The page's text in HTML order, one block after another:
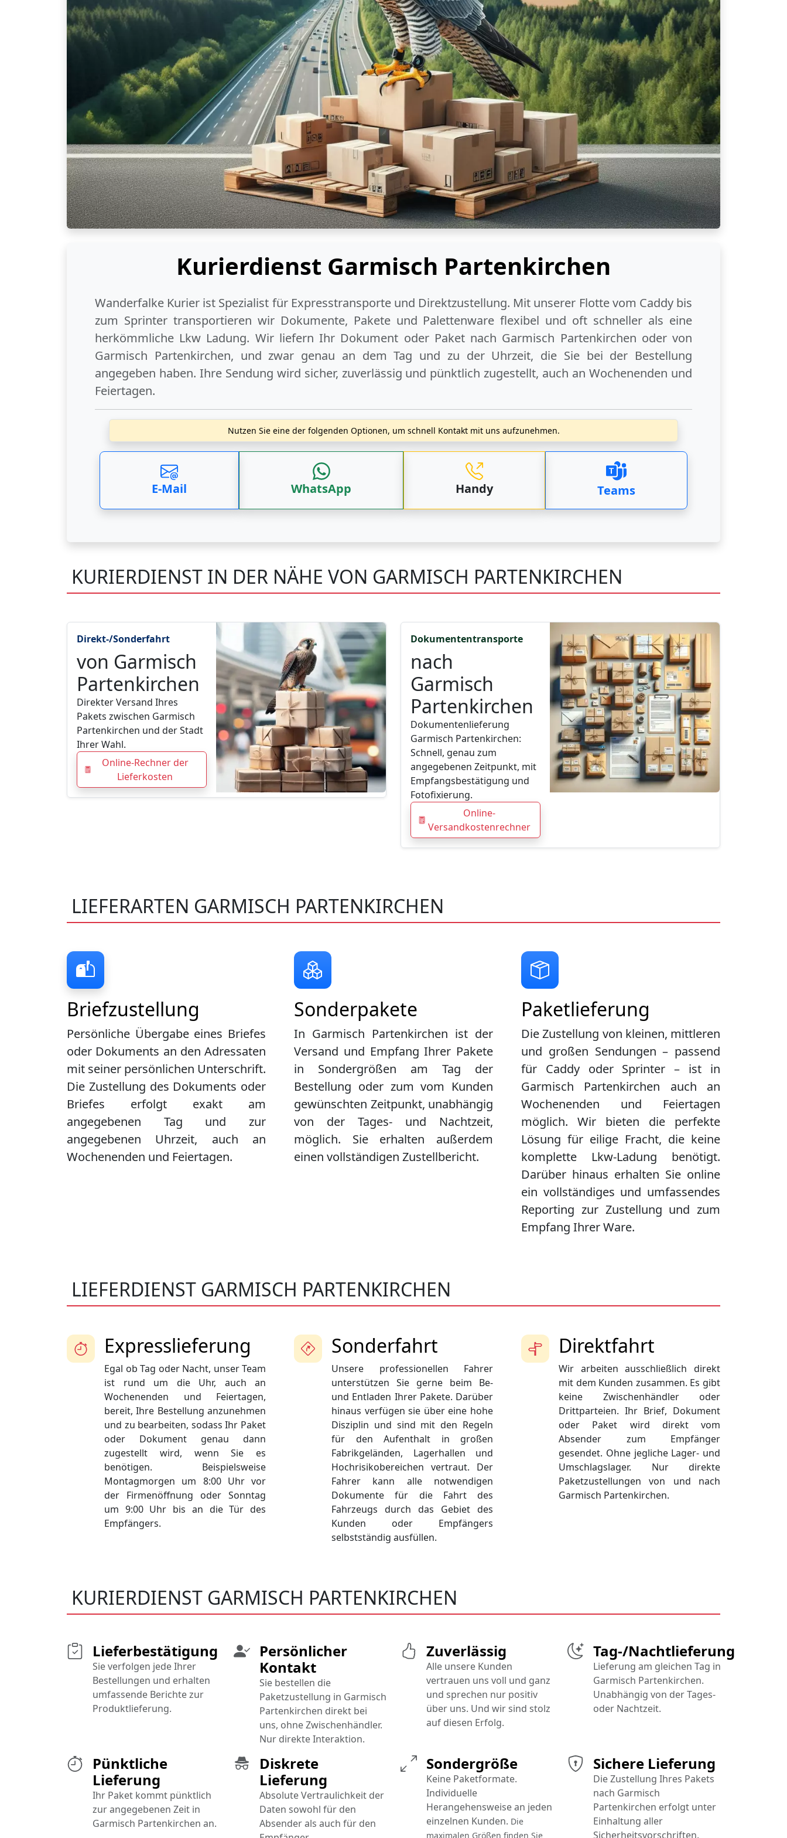
Kurierdienst Garmisch Partenkirchen
Wanderfalke Kurier ist Spezialist für Expresstransporte und Direktzustellung. Mit unserer Flotte vom Caddy bis
zum Sprinter transportieren wir Dokumente, Pakete und Palettenware flexibel und oft schneller als eine
herkömmliche Lkw Ladung. Wir liefern Ihr Dokument oder Paket nach Garmisch Partenkirchen odervon
Garmisch Partenkirchen, und zwar genau an dem Tag und zu der Uhrzeit, die Sie bei der Bestellung
angegeben haben. Ihre Sendung wird sicher, zuverlässig und pünktlich zugestellt, auch anWochenenden und
Feiertagen.
Nutzen Sie eine der folgenden Optionen, um schnell Kontakt mit uns aufzunehmen.
E-Mail WhatsApp Handy Teams
KURIERDIENST IN DER NÄHE VON GARMISCH PARTENKIRCHEN
Direkt-/Sonderfahrt
von Garmisch
Partenkirchen
Direkter Versand Ihres
Pakets zwischen Garmisch
Partenkirchen und der Stadt
Ihrer Wahl.
Online-Rechner der
Lieferkosten
Dokumententransporte
nach
Garmisch
Partenkirchen
Dokumentenlieferung
Garmisch Partenkirchen:
Schnell, genau zum
angegebenen Zeitpunkt, mit
Empfangsbestätigung und
Fotofixierung.
Online-
Versandkostenrechner
LIEFERARTEN GARMISCH PARTENKIRCHEN
Briefzustellung
Persönliche Übergabe eines Briefes
oder Dokuments an den Adressaten
mit seiner persönlichen Unterschrift.
Die Zustellung des Dokuments oder
Briefes erfolgt exakt am
angegebenen Tag und zur
angegebenen Uhrzeit, auch an
Wochenenden und Feiertagen.
Paketlieferung
Die Zustellung von kleinen, mittleren
und großen Sendungen – passend
für Caddy oder Sprinter – ist in
Garmisch Partenkirchen auch an
Wochenenden und Feiertagen
möglich. Wir bieten die perfekte
Lösung für eilige Fracht, die keine
komplette Lkw-Ladung benötigt.
Darüber hinaus erhalten Sie online
ein vollständiges und umfassendes
Reporting zur Zustellung und zum
Empfang Ihrer Ware.
Sonderpakete
In Garmisch Partenkirchen ist der
Versand und Empfang Ihrer Pakete
in Sondergrößen am Tag der
Bestellung oder zum vom Kunden
gewünschten Zeitpunkt, unabhängig
von der Tages- und Nachtzeit,
möglich. Sie erhalten außerdem
einen vollständigen Zustellbericht.
LIEFERDIENST GARMISCH PARTENKIRCHEN
Sonderfahrt
Unsere professionellen Fahrer
unterstützen Sie gerne beim Be-
und Entladen Ihrer Pakete. Darüber
hinaus verfügen sie über eine hohe
Disziplin und sind mit den Regeln
für den Aufenthalt in großen
Fabrikgeländen, Lagerhallen und
Hochrisikobereichen vertraut. Der
Fahrer kann alle notwendigen
Dokumente für die Fahrt des
Fahrzeugs durch das Gebiet des
Kunden oder Empfängers
selbstständig ausfüllen.
Direktfahrt
Wir arbeiten ausschließlich direkt
mit dem Kunden zusammen. Es gibt
keine Zwischenhändler oder
Drittparteien. Ihr Brief, Dokument
oder Paket wird direkt vom
Absender zum Empfänger
gesendet. Ohne jegliche Lager- und
Umschlagslager. Nur direkte
Paketzustellungen von und nach
Garmisch Partenkirchen.
Expresslieferung
Egal ob Tag oder Nacht, unser Team
ist rund um die Uhr, auch an
Wochenenden und Feiertagen,
bereit, Ihre Bestellung anzunehmen
und zu bearbeiten, sodass Ihr Paket
oder Dokument genau dann
zugestellt wird, wenn Sie es
benötigen. Beispielsweise
Montagmorgen um 8:00 Uhr vor
der Firmenöffnung oder Sonntag
um 9:00 Uhr bis an die Tür des
Empfängers.
KURIERDIENST GARMISCH PARTENKIRCHEN
Pünktliche
Lieferung
Ihr Paket kommt pünktlich
zur angegebenen Zeit in
Garmisch Partenkirchen an.
Sichere Lieferung
Die Zustellung Ihres Pakets
nach Garmisch
Partenkirchen erfolgt unter
Einhaltung aller
Sicherheitsvorschriften.
Diskrete
Lieferung
Absolute Vertraulichkeit der
Daten sowohl für den
Absender als auch für den
Tag-/Nachtlieferung
Lieferung am gleichen Tag in
Garmisch Partenkirchen.
Unabhängig von der Tages-
oder Nachtzeit.
Persönlicher
Kontakt
Sie bestellen die
Paketzustellung in Garmisch
Partenkirchen direkt bei
uns, ohne Zwischenhändler.
Nur direkte Interaktion.
Sondergröße
Keine Paketformate.
Individuelle
Herangehensweise an jeden
einzelnen Kunden. Die
maximalen Größen finden Sie
Lieferbestätigung
Sie verfolgen jede Ihrer
Bestellungen und erhalten
umfassende Berichte zur
Produktlieferung.
Zuverlässig
Alle unsere Kunden
vertrauen uns voll und ganz
und sprechen nur positiv
über uns. Und wir sind stolz
auf diesen Erfolg.